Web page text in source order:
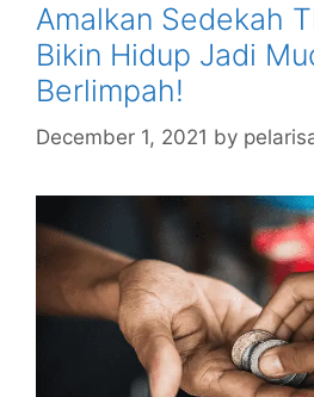
Amalkan Sedekah
Bikin Hidup Jadi
Berlimpah!
December 1, 2021 by